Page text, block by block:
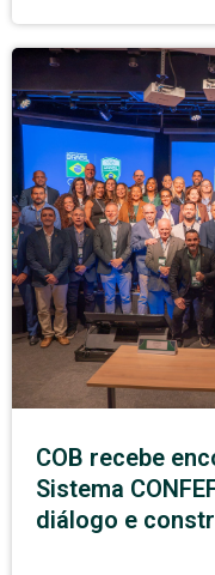
COB recebe
Sistema
diálogo e